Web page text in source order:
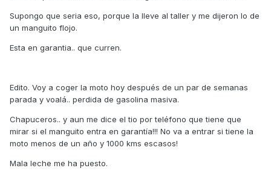
Supongo que seria eso, porque la lleve al taller y me dijeron lo de
un manguito flojo.
Esta en garantia.. que curren.
Edito. Voy a coger la moto hoy después de un par de semanas
parada y voalá.. perdida de gasolina masiva.
Chapuceros.. y aun me dice el tio por teléfono que tiene que
mirar si el manguito entra en garantía!!! No va a entrar si tiene la
moto menos de un año y 1000 kms escasos!
Mala leche me ha puesto.